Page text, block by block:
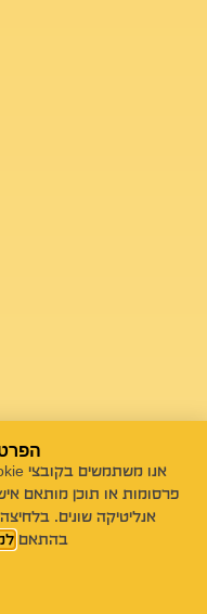
פרסומות או תוכן מותאם
אנליטיקה שונים.
בהתאם